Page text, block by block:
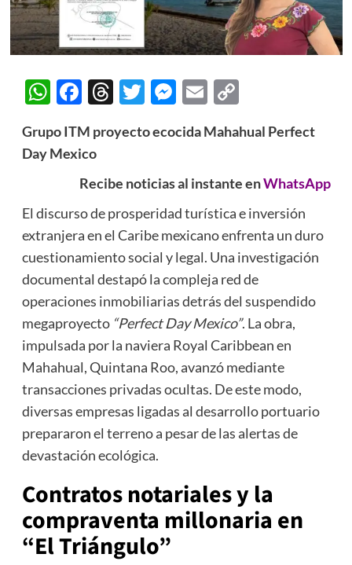
WhatsApp
Facebook
Threads
Twitter
Messenger
EmailCopy
Grupo ITM proyecto ecocida Mahahual Perfect
Day Mexico
Recibe noticias al instante enWhatsApp
El discurso de prosperidad turística e inversión
extranjera en el Caribe mexicano enfrenta un duro
cuestionamiento social y legal. Una investigación
documental destapó la compleja red de
operaciones inmobiliarias detrás del suspendido
megaproyecto “Perfect Day Mexico”. La obra,
impulsada por la naviera Royal Caribbean en
Mahahual, Quintana Roo, avanzó mediante
transacciones privadas ocultas. De este modo,
diversas empresas ligadas al desarrollo portuario
prepararon el terreno a pesar de las alertas de
devastación ecológica.
Contratos notariales y la
compraventa millonaria en
“El Triángulo”